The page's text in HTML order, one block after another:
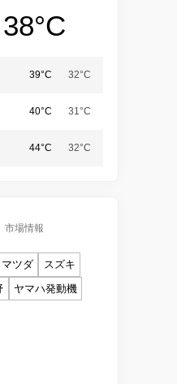
38°C
39°C 32°C
40°C 31°C
44°C 32°C
市場情報
マツダ
スズキ
ヤマハ発動機